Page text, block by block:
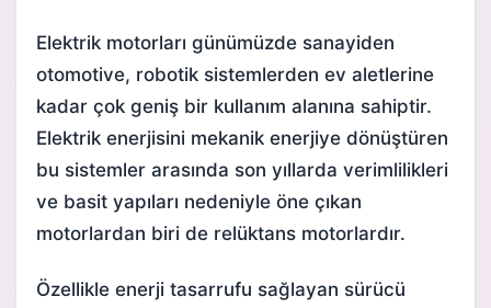
Elektrik motorları günümüzde sanayiden
otomotive, robotik sistemlerden ev aletlerine
kadar çok geniş bir kullanım alanına sahiptir.
Elektrik enerjisini mekanik enerjiye dönüştüren
bu sistemler arasında son yıllarda verimlilikleri
ve basit yapıları nedeniyle öne çıkan
motorlardan biri de relüktans motorlardır.
Özellikle enerji tasarrufu sağlayan sürücü